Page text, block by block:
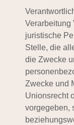
Verarbeitung
juristische
Stelle, die
die Zwecke
Zwecke und
Unionsrecht
vorgegeben,